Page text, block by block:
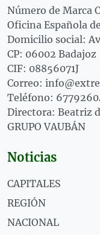
Número de Marca
Oficina Española
Domicilio social:
CP: 06002 Badajoz
CIF: 08856071J
Correo:
Teléfono:
Directora: Beatriz
GRUPO VAUBÁN
Noticias
CAPITALES
REGIÓN
NACIONAL